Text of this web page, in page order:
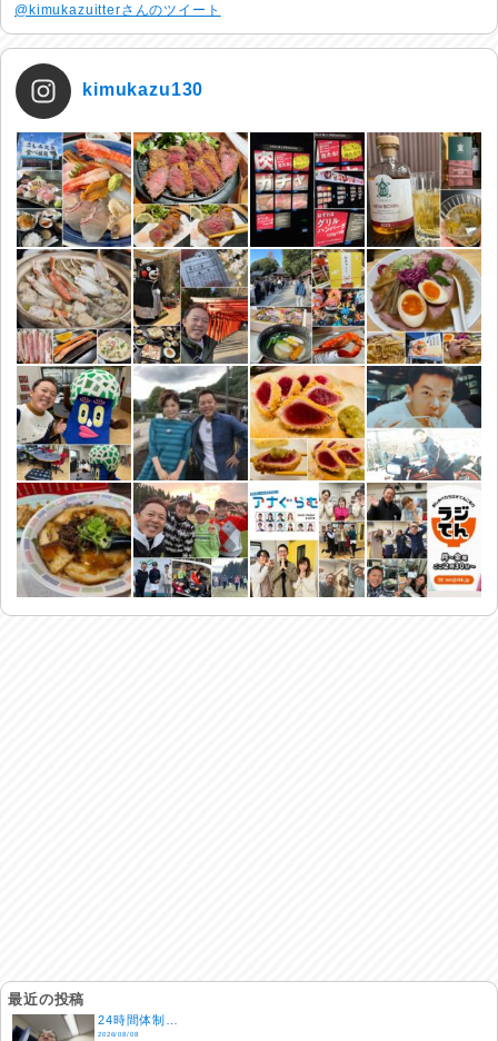
@kimukazuitterさんのツイート
kimukazu130
最近の投稿
24時間体制…
2026/08/08